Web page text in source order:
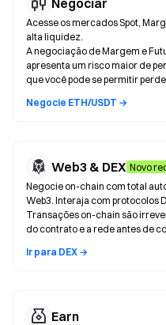
Negociar
Acesse os mercados Spot,
alta liquidez.
A negociação de Margem e
apresenta um risco maior de
que você pode se permitir
Negocie ETH/USDT →
Web3 & DEX Novo
Negocie on-chain com total
Web3. Interaja com protocolos
Transações on-chain são
do contrato e a rede antes de
Ir para DEX →
Earn